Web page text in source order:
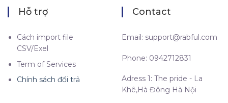
Hỗ trợ
Cách import file
CSV/Exel
Term of Services
Chính sách đổi trả
Contact
Email: support@rabful.com
Phone: 0942712831
Adress 1: The pride - La
Khê,Hà Đông Hà Nội